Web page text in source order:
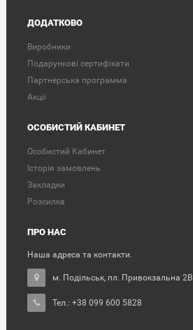
ДОДАТКОВО
Виробники
Подарункові сертифікати
Партнерська программа
Акції
ОСОБИСТИЙ КАБИНЕТ
Особистий Кабинет
Історія замовлень
Закладки
Розсилка
ПРО НАС
Наша адреса та контакти.
м. Подільськ, пл. Привокзальна 2В
Тел.: +38 099 600 5828